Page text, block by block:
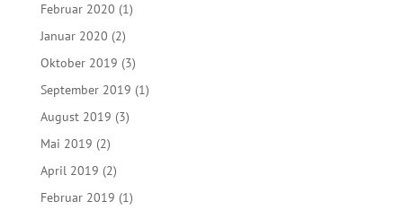
Februar 2020 (1)
Januar 2020 (2)
Oktober 2019 (3)
September 2019 (1)
August 2019 (3)
Mai 2019 (2)
April 2019 (2)
Februar 2019 (1)